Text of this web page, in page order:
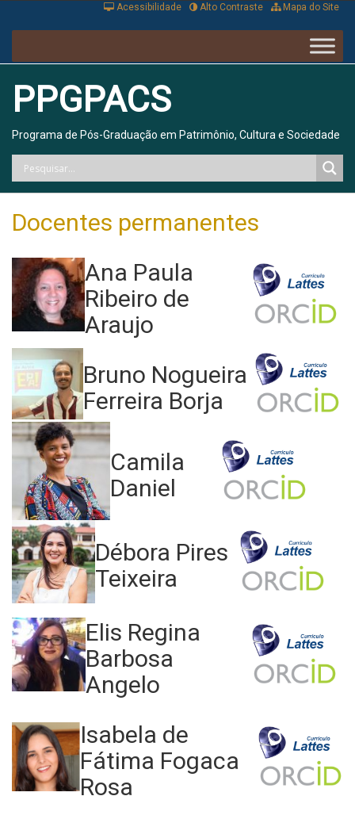
Mapa do Site
Alto Contraste
Acessibilidade
PPGPACS
Programa de Pós-Graduação em Patrimônio, Cultura e Sociedade
Docentes permanentes
Ana Paula
Ribeiro de
Araujo
Bruno Nogueira
Ferreira Borja
Camila
Daniel
Débora Pires
Teixeira
Elis Regina
Barbosa
Angelo
Isabela de
Fátima Fogaca
Rosa